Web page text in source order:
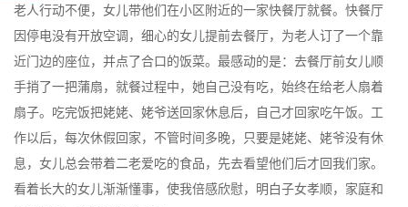
老人行动不便，女儿带他们在小区附近的一家快餐厅就餐。快餐厅
因停电没有开放空调，细心的女儿提前去餐厅，为老人订了一个靠
近门边的座位，并点了合口的饭菜。最感动的是：去餐厅前女儿顺
手捎了一把蒲扇，就餐过程中，她自己没有吃，始终在给老人扇着
扇子。吃完饭把姥姥、姥爷送回家休息后，自己才回家吃午饭。工
作以后，每次休假回家，不管时间多晚，只要是姥姥、姥爷没有休
息，女儿总会带着二老爱吃的食品，先去看望他们后才回我们家。
看着长大的女儿渐渐懂事，使我倍感欣慰，明白子女孝顺，家庭和